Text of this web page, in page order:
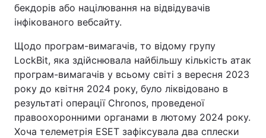
бекдорів або націлювання на відвідувачів
інфікованого вебсайту.
Щодо програм-вимагачів, то відому групу
LockBit, яка здійснювала найбільшу кількість атак
програм-вимагачів у всьому світі з вересня 2023
року до квітня 2024 року, було ліквідовано в
результаті операції Chronos, проведеної
правоохоронними органами в лютому 2024 року.
Хоча телеметрія ESET зафіксувала два сплески